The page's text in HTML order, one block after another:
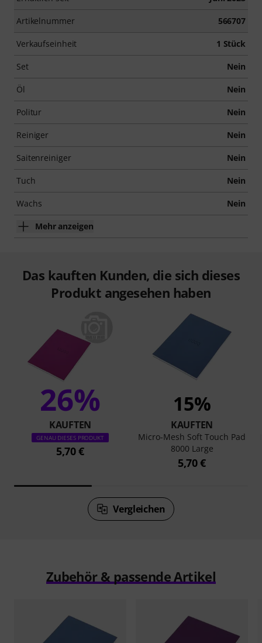
Artikelnummer 566707
Verkaufseinheit 1 Stück
Set Nein
Öl Nein
Politur Nein
Reiniger Nein
Saitenreiniger Nein
Tuch Nein
Wachs Nein
Mehr anzeigen
Das kauften Kunden, die sich dieses
Produkt angesehen haben
26%
KAUFTEN
GENAU DIESES PRODUKT
5,70 €
15%
KAUFTEN
Micro-Mesh Soft Touch Pad
8000 Large
5,70 €
Vergleichen
Zubehör & passende Artikel